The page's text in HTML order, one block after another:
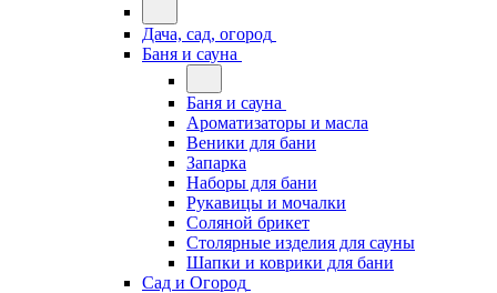
Дача, сад, огород
Баня и сауна
Баня и сауна
Ароматизаторы и масла
Веники для бани
Запарка
Наборы для бани
Рукавицы и мочалки
Соляной брикет
Столярные изделия для сауны
Шапки и коврики для бани
Сад и Огород